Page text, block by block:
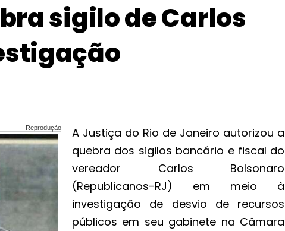
sigilo de Carlos
Reprodução
A Justiça do Rio de Janeiro autorizou a
quebra dos sigilos bancário e fiscal do
vereador Carlos Bolsonaro
(Republicanos-RJ) em meio à
investigação de desvio de recursos
públicos em seu gabinete na Câmara